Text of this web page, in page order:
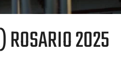
ROSARIO 2025